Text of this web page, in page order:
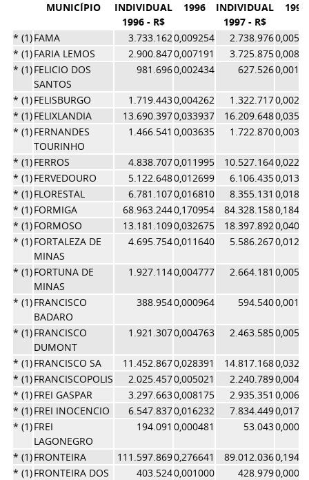
MUNICÍPIO
INDIVIDUAL
1996 - R$
1996
INDIVIDUAL
1997 - R$
1997
* (1)FAMA 3.733.1620,009254 2.738.976
* (1)FARIA LEMOS 2.900.8470,007191 3.725.875
* (1)FELICIO DOS
SANTOS
981.6960,002434 627.526
* (1)FELISBURGO 1.719.4430,004262 1.322.717
* (1)FELIXLANDIA 13.690.3970,033937 16.209.648
* (1)FERNANDES
TOURINHO
1.466.541 0,003635 1.722.870
* (1)FERROS 4.838.7070,011995 10.527.164
* (1)FERVEDOURO 5.122.6480,012699 6.106.435
* (1)FLORESTAL 6.781.1070,016810 8.355.131
* (1)FORMIGA 68.963.2440,170954 84.328.158
* (1)FORMOSO 13.181.1090,032675 18.397.892
* (1)FORTALEZA DE
MINAS
4.695.7540,011640 5.586.267
* (1)FORTUNA DE
MINAS
1.927.1140,004777 2.664.181
* (1)FRANCISCO
BADARO
388.9540,000964 594.540
* (1)FRANCISCO
DUMONT
1.921.3070,004763 2.463.585
* (1)FRANCISCO SA 11.452.8670,028391 14.817.168
* (1)FRANCISCOPOLIS 2.025.4570,005021 2.240.789
* (1)FREI GASPAR 3.297.6630,008175 2.935.351
* (1)FREI INOCENCIO 6.547.8370,016232 7.834.449
* (1)FREI
LAGONEGRO
194.091 0,000481 53.043
* (1)FRONTEIRA 111.597.8690,276641 89.012.036
* (1)FRONTEIRA DOS
403.5240,001000 428.979